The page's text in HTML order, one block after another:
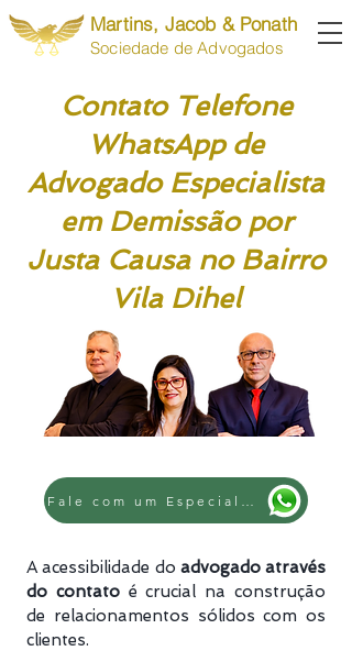
Martins, Jacob & Ponath
Sociedade de Advogados
Contato Telefone
WhatsApp de
Advogado Especialista
em Demissão por
Justa Causa no Bairro
Vila Dihel
A acessibilidade do advogado através
do contato é crucial na construção
de relacionamentos sólidos com os
clientes.